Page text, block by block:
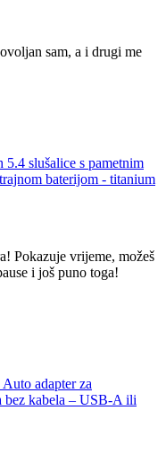
sam, a i drugi me
slušalice s pametnim
baterijom - titanium
Pokazuje vrijeme, možeš
i još puno toga!
adapter za
bez kabela – USB-A ili